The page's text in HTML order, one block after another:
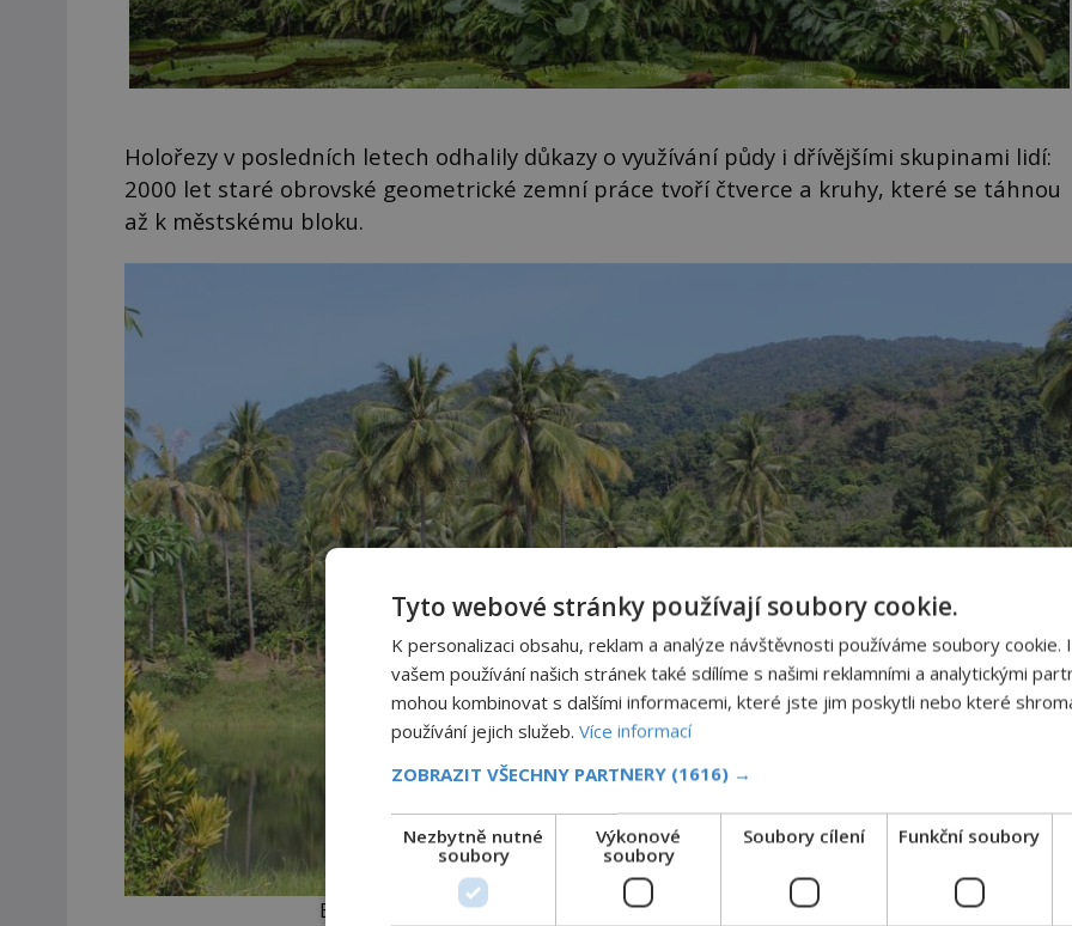
Holořezy v posledních letech odhalily důkazy o využívání půdy i dřívějšími skupinami lidí:
2000 let staré obrovské geometrické zemní práce tvoří čtverce a kruhy, které se táhnou
až k městskému bloku.
Existují 2 typy geoglyfů podle způsobu vytvoření. Foto: Pixabay
Tyto webové stránky používají soubory cookie.
K personalizaci obsahu, reklam a analýze návštěvnosti používáme soubory cookie.
vašem používání našich stránek také sdílíme s našimi reklamními a analytickými
mohou kombinovat s dalšími informacemi, které jste jim poskytli nebo které
používání jejich služeb. Více informací
ZOBRAZIT VŠECHNY PARTNERY (1616) →
Nezbytně nutné
soubory
Výkonové
soubory
Soubory cílení Funkční soubory